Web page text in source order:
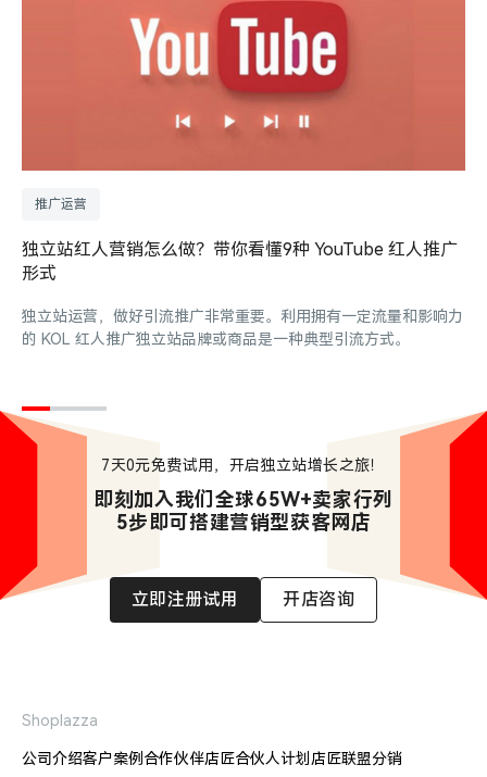
推广运营
独立站红人营销怎么做？带你看懂9种 YouTube 红人推广
形式
独立站运营，做好引流推广非常重要。利用拥有一定流量和影响力
的 KOL 红人推广独立站品牌或商品是一种典型引流方式。
7天0元免费试用，开启独立站增长之旅！
即刻加入我们全球65W+卖家行列
5步即可搭建营销型获客网店
立即注册试用 开店咨询
Shoplazza
公司介绍客户案例 合作伙伴店匠合伙人计划 店匠联盟分销